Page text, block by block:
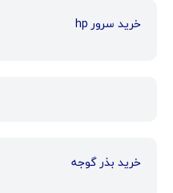
خرید سرور hp
خرید بذر گوجه